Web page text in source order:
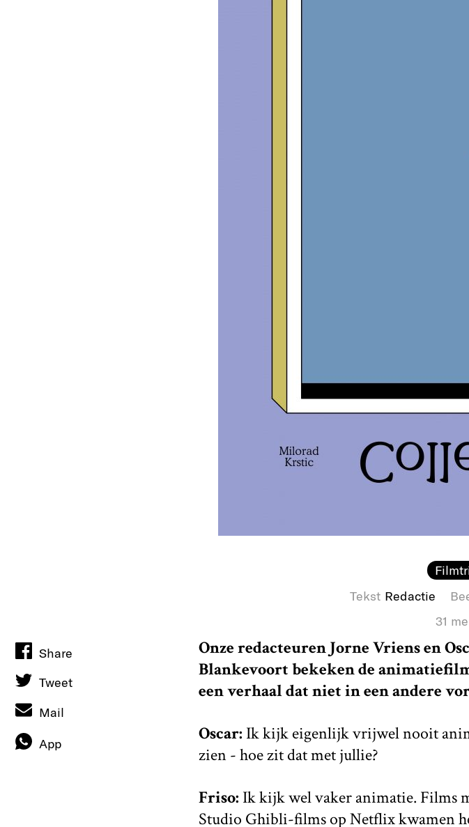
Tekst Redactie
31
Onze redacteuren Jorne Vriens en
Blankevoort bekeken de
een verhaal dat niet in een andere
Oscar: Ik kijk eigenlijk vrijwel nooit
zien - hoe zit dat met jullie?
Friso: Ik kijk wel vaker animatie. Films
Studio Ghibli-films op Netflix kwamen
Share
Tweet
Mail
App